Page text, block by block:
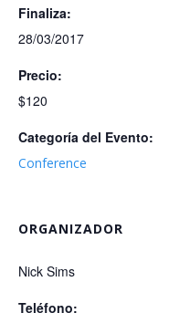
Finaliza:
28/03/2017
Precio:
$120
Categoría del Evento:
Conference
ORGANIZADOR
Nick Sims
Teléfono: